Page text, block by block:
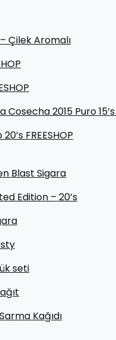
Çilek Aromalı
2015 Puro 15’s
FREESHOP
Blast Sigara
Edition – 20’s
seti
Kağıdı